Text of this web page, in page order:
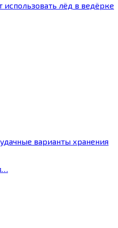
использовать лёд в ведёрке
варианты хранения